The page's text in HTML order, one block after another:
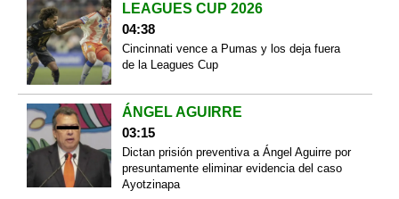
LEAGUES CUP 2026
04:38
Cincinnati vence a Pumas y los deja fuera
de la Leagues Cup
ÁNGEL AGUIRRE
03:15
Dictan prisión preventiva a Ángel Aguirre por
presuntamente eliminar evidencia del caso
Ayotzinapa